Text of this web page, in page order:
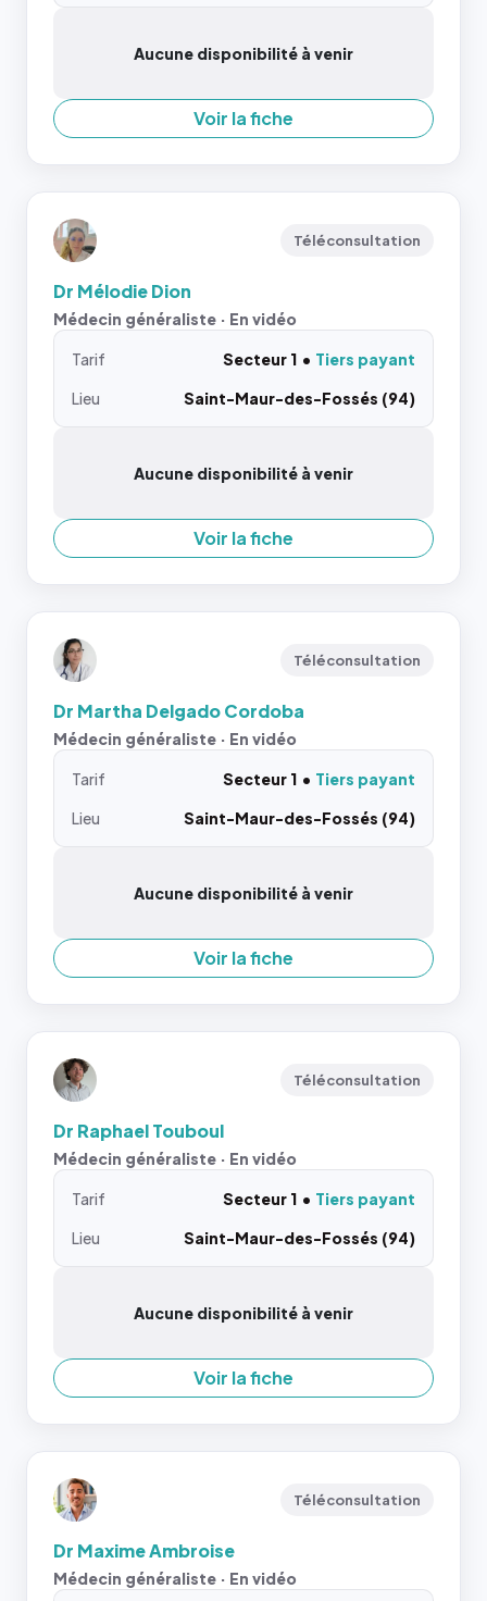
Aucune disponibilité à venir
Voir la fiche
Téléconsultation
Dr Mélodie Dion
Médecin généraliste · En vidéo
Tarif Secteur 1
Tiers payant
Lieu
Saint-Maur-des-Fossés (94)
Aucune disponibilité à venir
Voir la fiche
Téléconsultation
Dr Martha Delgado Cordoba
Médecin généraliste · En vidéo
Tarif Secteur 1
Tiers payant
Lieu
Saint-Maur-des-Fossés (94)
Aucune disponibilité à venir
Voir la fiche
Téléconsultation
Dr Raphael Touboul
Médecin généraliste · En vidéo
Tarif Secteur 1
Tiers payant
Lieu
Saint-Maur-des-Fossés (94)
Aucune disponibilité à venir
Voir la fiche
Téléconsultation
Dr Maxime Ambroise
Médecin généraliste · En vidéo